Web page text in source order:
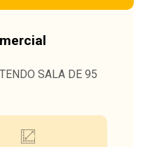
SALA DE 95